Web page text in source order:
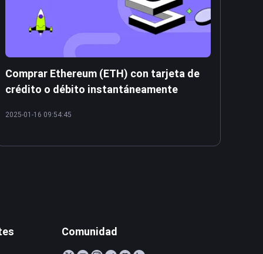
Comprar Ethereum (ETH) con tarjeta de
crédito o débito instantáneamente
2025-01-16 09:54:45
Comunidad